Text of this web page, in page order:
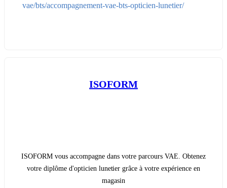
vae/bts/accompagnement-vae-bts-opticien-lunetier/
ISOFORM
ISOFORM vous accompagne dans votre parcours VAE. Obtenez
votre diplôme d'opticien lunetier grâce à votre expérience en
magasin